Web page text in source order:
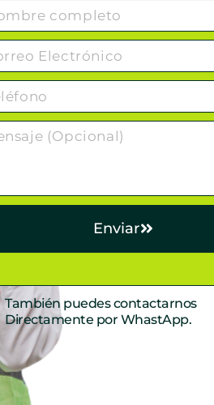
Enviar
También puedes contactarnos
Directamente por WhastApp.